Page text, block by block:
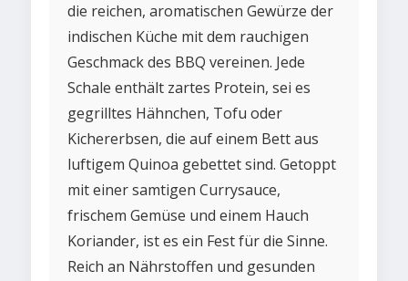
die reichen, aromatischen Gewürze der
indischen Küche mit dem rauchigen
Geschmack des BBQ vereinen. Jede
Schale enthält zartes Protein, sei es
gegrilltes Hähnchen, Tofu oder
Kichererbsen, die auf einem Bett aus
luftigem Quinoa gebettet sind. Getoppt
mit einer samtigen Currysauce,
frischem Gemüse und einem Hauch
Koriander, ist es ein Fest für die Sinne.
Reich an Nährstoffen und gesunden